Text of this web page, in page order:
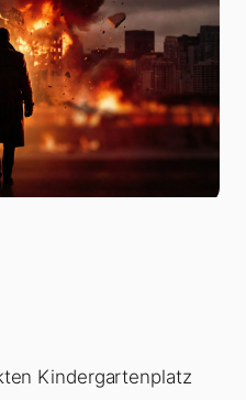
Kindergartenplatz